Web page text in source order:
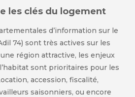
les clés du logement
d’information sur le
74) sont très actives sur les
une région attractive, les enjeux
sont prioritaires pour les
accession, fiscalité,
saisonniers, ou encore